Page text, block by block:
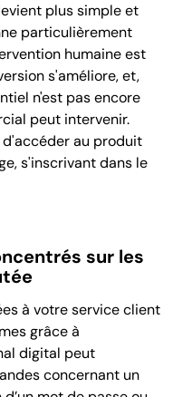
plus simple et
particulièrement
humaine est
s'améliore, et,
n'est pas encore
peut intervenir.
au produit
s'inscrivant dans le
sur les
à votre service client
grâce à
digital peut
concernant un